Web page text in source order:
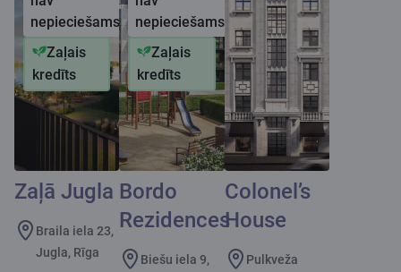
nepieciešams
Zaļais
kredīts
Zaļā Jugla
Braila iela 23,
Jugla, Rīga
nepieciešams
Zaļais
kredīts
Bordo
Rezidences
Biešu iela 9,
Colonel’s
House
Pulkveža